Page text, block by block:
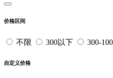
价格区间
不限 300以下 300-
自定义价格